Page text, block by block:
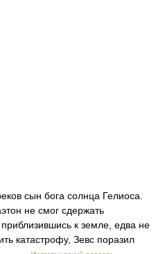
сын бога солнца Гелиоса.
не смог сдержать
к земле, едва не
катастрофу, Зевс поразил